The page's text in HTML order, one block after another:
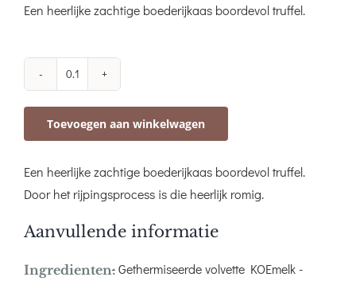
Een heerlijke zachtige boederijkaas boordevol truffel.
Boerderijkaas
Truffel
aantal
Toevoegen aan winkelwagen
Een heerlijke zachtige boederijkaas boordevol truffel.
Door het rijpingsprocess is die heerlijk romig.
Aanvullende informatie
Ingredienten:- Gethermiseerde volvette KOEmelk -